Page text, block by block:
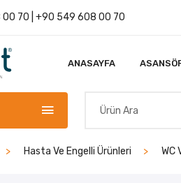
00 70 +90 549 608 00 70
ANASAYFA
Hasta Ve Engelli Ürünleri WC